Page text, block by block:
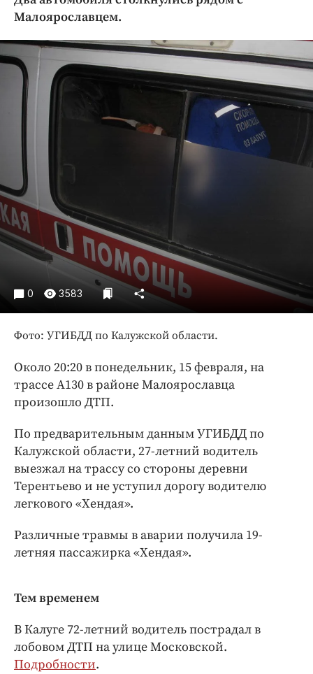
Недвижимость и ЖКХ
Образование
Общество
Погода
Праздники
Спорт
Экономика и бизнес
ПРОЕКТЫ
Блоги
Издания
Медиаперсона
Интересное чтиво
Клиника года
Работодатель года
Малоярославцем.
0 3583
Фото: УГИБДД по Калужской области.
Около 20:20 в понедельник, 15 февраля, на
трассе А130 в районе Малоярославца
произошло ДТП.
По предварительным данным УГИБДД по
Калужской области, 27-летний водитель
выезжал на трассу со стороны деревни
Терентьево и не уступил дорогу водителю
легкового «Хендая».
Различные травмы в аварии получила 19-
летняя пассажирка «Хендая».
Тем временем
В Калуге 72-летний водитель пострадал в
лобовом ДТП на улице Московской.
Подробности.